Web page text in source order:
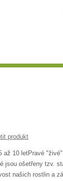
produkt
10 letPravé
jsou ošetřeny tzv.
našich rostlin a